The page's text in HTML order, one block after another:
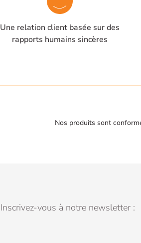
Une relation client basée sur des
rapports humains sincères
Nos produits sont
Inscrivez-vous à notre newsletter :